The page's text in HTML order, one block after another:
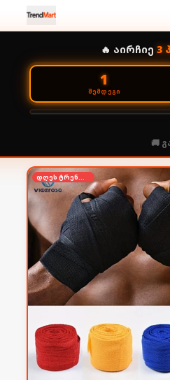
🔥 აირჩიე 3
1
ᲨᲔᲛᲓᲔᲒᲘ
🚚
დღეს ტრენდში